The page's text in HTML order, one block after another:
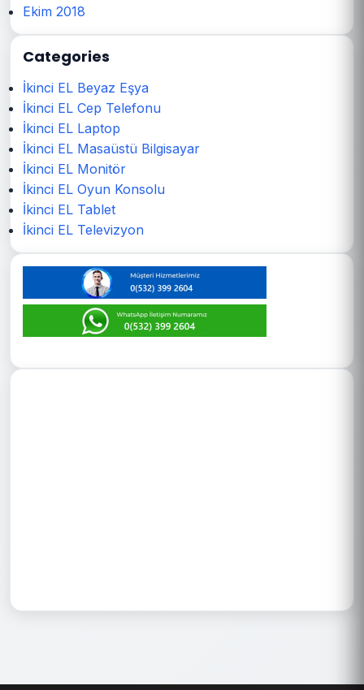
Ekim 2018
Categories
İkinci EL Beyaz Eşya
İkinci EL Cep Telefonu
İkinci EL Laptop
İkinci EL Masaüstü Bilgisayar
İkinci EL Monitör
İkinci EL Oyun Konsolu
İkinci EL Tablet
İkinci EL Televizyon